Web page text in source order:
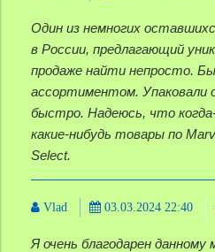
Один из немногих
в России, предлагающий
продаже найти непросто.
ассортиментом. Упаковали
быстро. Надеюсь, что
какие-нибудь товары по
Select.
Vlad 03.03.2024 22:40
Я очень благодарен данному